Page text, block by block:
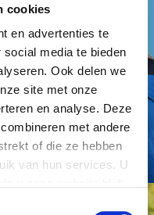
cookies
en advertenties te
media te bieden
Ook delen we
site met onze
en analyse. Deze
met andere
of die ze hebben
van hun services. U